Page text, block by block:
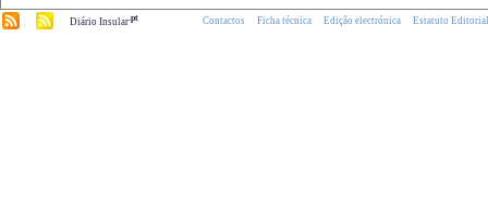
Diário Insular.pt Contactos Ficha técnica Edição electrónica Estatuto Editorial